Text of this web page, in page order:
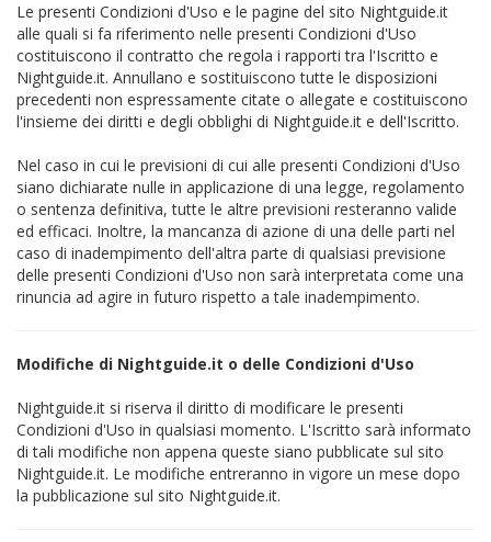
Le presenti Condizioni d'Uso e le pagine del sito Nightguide.it
alle quali si fa riferimento nelle presenti Condizioni d'Uso
costituiscono il contratto che regola i rapporti tra l'Iscritto e
Nightguide.it. Annullano e sostituiscono tutte le disposizioni
precedenti non espressamente citate o allegate e costituiscono
l'insieme dei diritti e degli obblighi di Nightguide.it e dell'Iscritto.
Nel caso in cui le previsioni di cui alle presenti Condizioni d'Uso
siano dichiarate nulle in applicazione di una legge, regolamento
o sentenza definitiva, tutte le altre previsioni resteranno valide
ed efficaci. Inoltre, la mancanza di azione di una delle parti nel
caso di inadempimento dell'altra parte di qualsiasi previsione
delle presenti Condizioni d'Uso non sarà interpretata come una
rinuncia ad agire in futuro rispetto a tale inadempimento.
Modifiche di Nightguide.it o delle Condizioni d'Uso
Nightguide.it si riserva il diritto di modificare le presenti
Condizioni d'Uso in qualsiasi momento. L'Iscritto sarà informato
di tali modifiche non appena queste siano pubblicate sul sito
Nightguide.it. Le modifiche entreranno in vigore un mese dopo
la pubblicazione sul sito Nightguide.it.